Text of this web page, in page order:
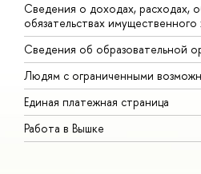
Сведения о доходах, расходах,
обязательствах имущественного
Сведения об образовательной
Людям с ограниченными
Единая платежная страница
Работа в Вышке